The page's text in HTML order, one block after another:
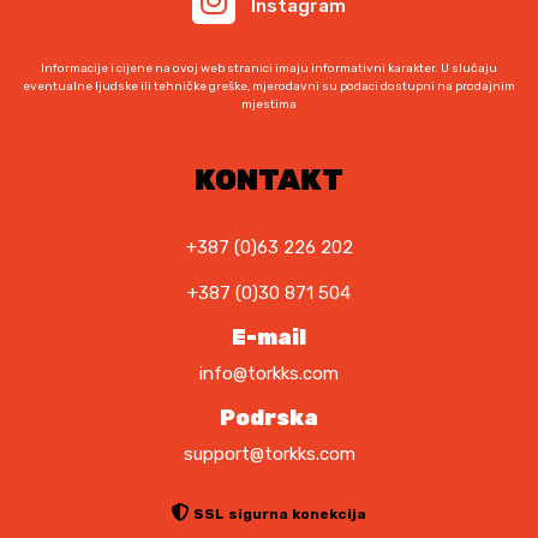
Instagram
Informacije i cijene na ovoj web stranici imaju informativni karakter. U slučaju
eventualne ljudske ili tehničke greške, mjerodavni su podaci dostupni na prodajnim
mjestima
KONTAKT
+387 (0)63 226 202
+387 (0)30 871 504
E-mail
info@torkks.com
Podrska
support@torkks.com
SSL sigurna konekcija